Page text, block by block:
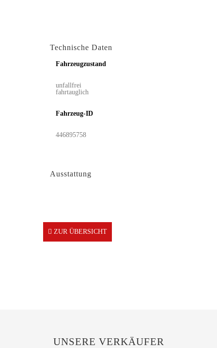
Technische Daten
Fahrzeugzustand
unfallfrei
fahrtauglich
Fahrzeug-ID
446895758
Ausstattung
ZUR ÜBERSICHT
UNSERE VERKÄUFER